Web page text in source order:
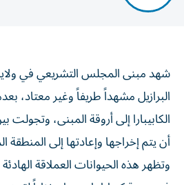
شهد مبنى المجلس التشريعي في
البرازيل مشهداً طريفاً وغير معتاد،
الكابيبارا إلى أروقة المبنى،
أن يتم إخراجها وإعادتها إلى المنطقة
وتظهر هذه الحيوانات العملاقة